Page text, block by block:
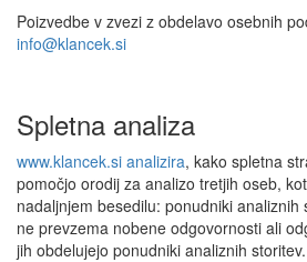
Poizvedbe v zvezi z obdelavo osebnih
info@klancek.si
Spletna analiza
www.klancek.si analizira, kako spletna
pomočjo orodij za analizo tretjih oseb,
nadaljnjem besedilu: ponudniki analiznih
ne prevzema nobene odgovornosti ali
jih obdelujejo ponudniki analiznih storitev.